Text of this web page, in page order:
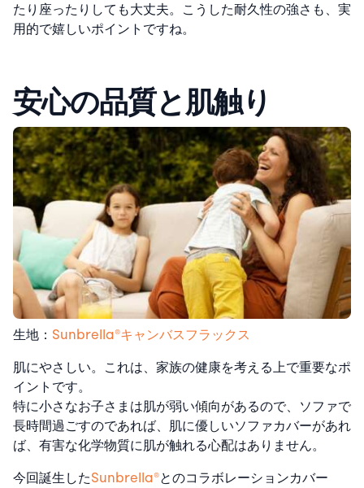
たり座ったりしても大丈夫。
こうした耐久性の強さも、実
用的で嬉しいポイントですね。
安心の品質と肌触り
生地： Sunbrella®︎キャンバスフラックス
肌にやさしい。これは、家族の健康を考える上で重要なポ
イントです。
特に小さなお子さまは肌が弱い傾向があるので、ソファで
長時間過ごすのであれば、肌に優しいソファカバーがあれ
ば、有害な化学物質に肌が触れる心配はありません。
今回誕生したSunbrella®とのコラボレーションカバー